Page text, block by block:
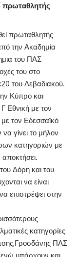
πρωταθλητής
πρωταθλητής
την Ακαδημία
του ΠΑΣ
του στο
του Λεβαδιακού.
Κύπρο και
Εθνική με τον
τον Εδεσσαϊκό
γίνει το μήλον
κατηγοριών με
Δόρη και του
να είναι
επιστρέψει στην
κατηγορίες
ΠΑΣ